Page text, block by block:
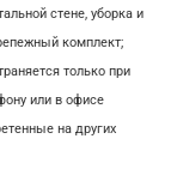
стене, уборка и
комплект;
только при
или в офисе
на других